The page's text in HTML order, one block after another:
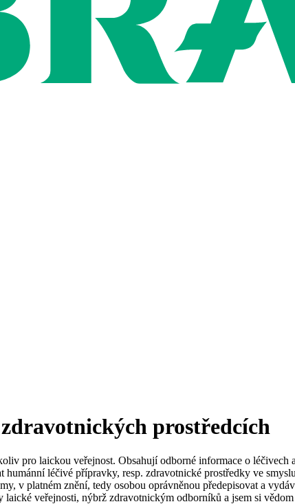
prostředcích
pro laickou veřejnost. Obsahují odborné informace o
léčivé přípravky, resp. zdravotnické prostředky ve
v platném znění, tedy osobou oprávněnou předepisovat a
laické veřejnosti, nýbrž zdravotnickým odborníků a jsem si